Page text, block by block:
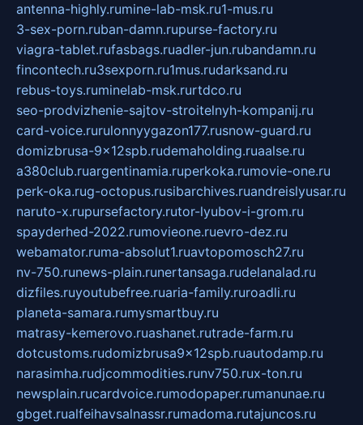
antenna-highly.rumine-lab-msk.ru1-mus.ru
3-sex-porn.ruban-damn.rupurse-factory.ru
viagra-tablet.rufasbags.ruadler-jun.rubandamn.ru
fincontech.ru3sexporn.ru1mus.rudarksand.ru
rebus-toys.ruminelab-msk.rurtdco.ru
seo-prodvizhenie-sajtov-stroitelnyh-kompanij.ru
card-voice.rurulonnyygazon177.rusnow-guard.ru
domizbrusa-9x12spb.rudemaholding.ruaalse.ru
a380club.ruargentinamia.ruperkoka.rumovie-one.ru
perk-oka.rug-octopus.rusibarchives.ruandreislyusar.ru
naruto-x.rupursefactory.rutor-lyubov-i-grom.ru
spayderhed-2022.rumovieone.ruevro-dez.ru
webamator.ruma-absolut1.ruavtopomosch27.ru
nv-750.runews-plain.runertansaga.rudelanalad.ru
dizfiles.ruyoutubefree.ruaria-family.ruroadli.ru
planeta-samara.rumysmartbuy.ru
matrasy-kemerovo.ruashanet.rutrade-farm.ru
dotcustoms.rudomizbrusa9x12spb.ruautodamp.ru
narasimha.rudjcommodities.runv750.rux-ton.ru
newsplain.rucardvoice.rumodopaper.rumanunae.ru
gbget.rualfeihavsalnassr.rumadoma.rutajuncos.ru